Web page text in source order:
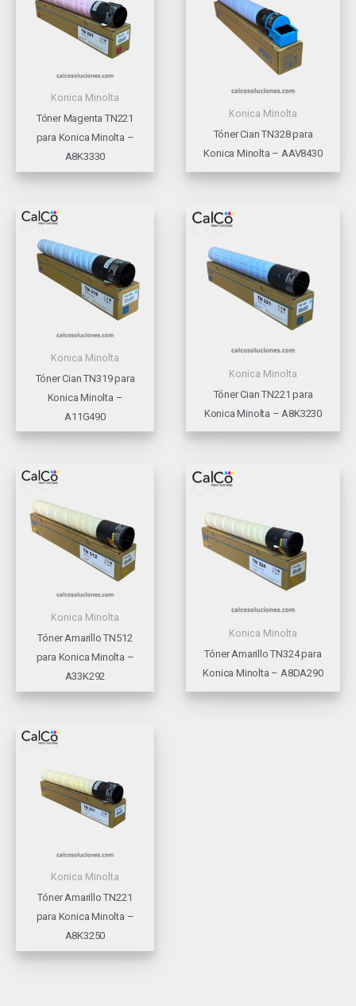
Konica Minolta
Tóner Magenta TN221
para Konica Minolta –
A8K3330
Konica Minolta
Tóner Cian TN328 para
Konica Minolta – AAV8430
Konica Minolta
Tóner Cian TN319 para
Konica Minolta –
A11G490
Konica Minolta
Tóner Cian TN221 para
Konica Minolta – A8K3230
Konica Minolta
Tóner Amarillo TN512
para Konica Minolta –
A33K292
Konica Minolta
Tóner Amarillo TN324 para
Konica Minolta – A8DA290
Konica Minolta
Tóner Amarillo TN221
para Konica Minolta –
A8K3250